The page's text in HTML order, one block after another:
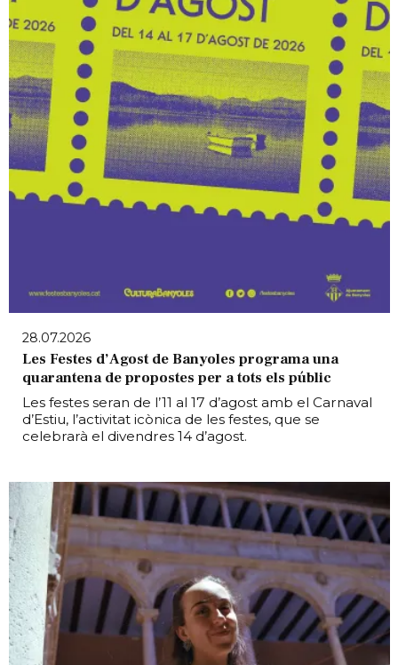
28.07.2026
Les Festes d’Agost de Banyoles programa una
quarantena de propostes per a tots els públic
Les festes seran de l’11 al 17 d’agost amb el Carnaval
d’Estiu, l’activitat icònica de les festes, que se
celebrarà el divendres 14 d’agost.